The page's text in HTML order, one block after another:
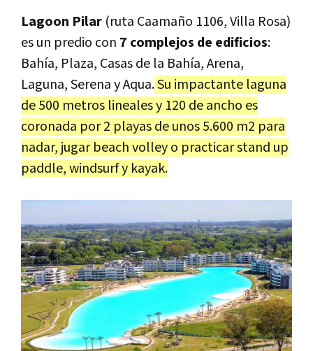
Lagoon Pilar (ruta Caamaño 1106, Villa Rosa)
es un predio con 7 complejos de edificios:
Bahía, Plaza, Casas de la Bahía, Arena,
Laguna, Serena y Aqua.Su impactante laguna
de 500 metros lineales y 120 de ancho es
coronada por 2 playas de unos 5.600 m2 para
nadar, jugar beach volley o practicar stand up
paddle, windsurf y kayak.